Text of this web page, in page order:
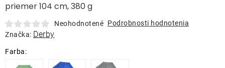
priemer 104 cm, 380 g
Neohodnotené Podrobnosti hodnotenia
Značka: Derby